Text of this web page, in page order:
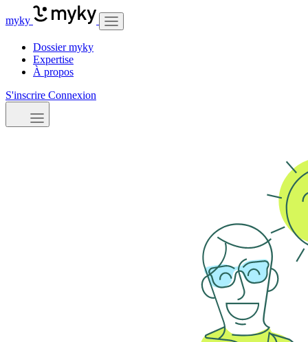
myky
Dossier myky
Expertise
À propos
S'inscrire Connexion